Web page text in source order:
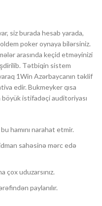
siz burada hesab yarada,
poker oynaya bilərsiniz.
arasında keçid etməyinizi
Tətbiqin sistem
1Win Azərbaycanın təklif
edir. Bukmeyker qısa
istifadəçi auditoriyası
hamını narahat etmir.
sahəsinə mərc edə
çox uduzarsınız.
paylanılır.